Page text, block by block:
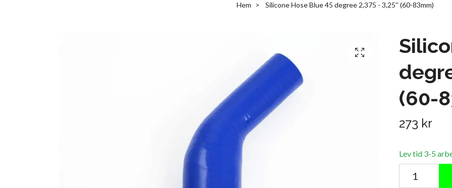
Hem Silicone Hose Blue 45 degree 2,375 - 3,25'' (60-83mm)
(60-
273 kr
Lev tid 3-5